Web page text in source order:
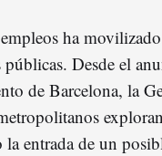
ha
Desde el
de Barcelona, la
entrada de un